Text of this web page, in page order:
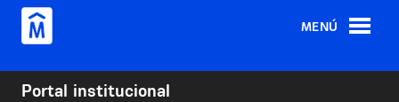
Pasar al contenido principal
MENÚ
Portal institucional